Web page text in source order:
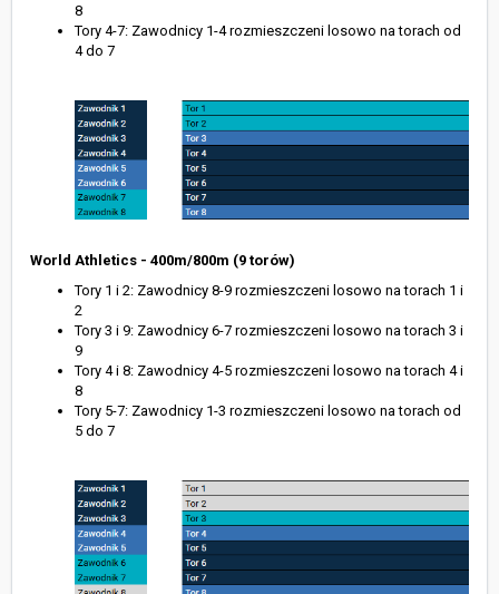
8
Tory 4-7: Zawodnicy 1-4 rozmieszczeni losowo na torach od
4 do 7
World Athletics - 400m/800m (9 torów)
Tory 1 i 2: Zawodnicy 8-9 rozmieszczeni losowo na torach 1 i
2
Tory 3 i 9: Zawodnicy 6-7 rozmieszczeni losowo na torach 3 i
9
Tory 4 i 8: Zawodnicy 4-5 rozmieszczeni losowo na torach 4 i
8
Tory 5-7: Zawodnicy 1-3 rozmieszczeni losowo na torach od
5 do 7